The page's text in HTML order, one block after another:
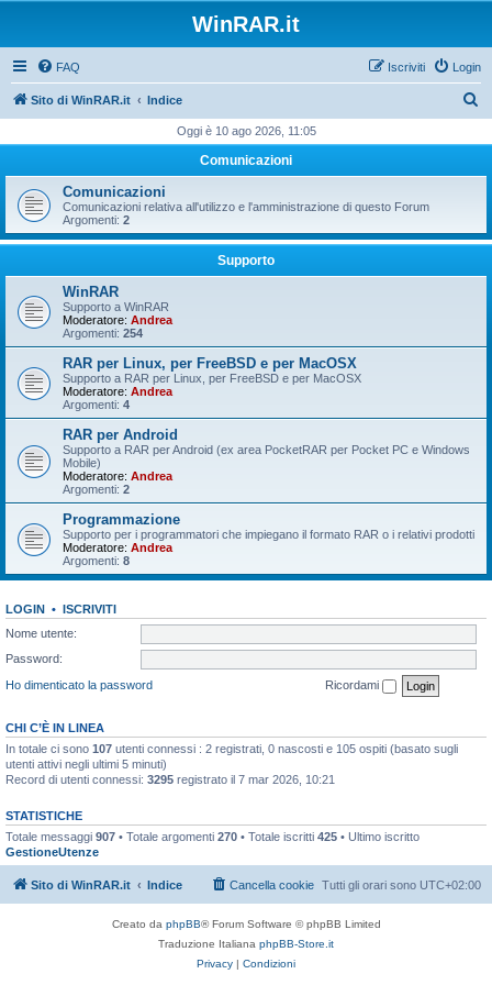
WinRAR.it
FAQ Login
Iscriviti
Sito di WinRAR.it Indice
c
Oggi è 10 ago 2026, 11:05
Comunicazioni
Comunicazioni
Comunicazioni relativa all'utilizzo e l'amministrazione di questo Forum
Argomenti: 2
Supporto
WinRAR
Supporto a WinRAR
Moderatore: Andrea
Argomenti: 254
RAR per Linux, per FreeBSD e per MacOSX
Supporto a RAR per Linux, per FreeBSD e per MacOSX
Moderatore: Andrea
Argomenti: 4
RAR per Android
Supporto a RAR per Android (ex area PocketRAR per Pocket PC e Windows
Mobile)
Moderatore: Andrea
Argomenti: 2
Programmazione
Supporto per i programmatori che impiegano il formato RAR o i relativi prodotti
Moderatore: Andrea
Argomenti: 8
LOGIN • ISCRIVITI
Nome utente:
Password:
Ho dimenticato la password
Ricordami
CHI C’È IN LINEA
In totale ci sono 107 utenti connessi : 2 registrati, 0 nascosti e 105 ospiti (basato sugli
utenti attivi negli ultimi 5 minuti)
Record di utenti connessi: 3295 registrato il 7 mar 2026, 10:21
STATISTICHE
Totale messaggi 907 • Totale argomenti 270 • Totale iscritti 425 • Ultimo iscritto
GestioneUtenze
Sito di WinRAR.it Indice Tutti gli orari sono UTC+02:00
Cancella cookie
Creato da phpBB® Forum Software © phpBB Limited
Traduzione Italiana phpBB-Store.it
Privacy | Condizioni